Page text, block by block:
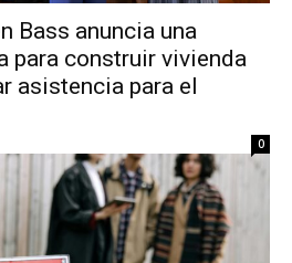
Bass anuncia una
para construir vivienda
asistencia para el
0